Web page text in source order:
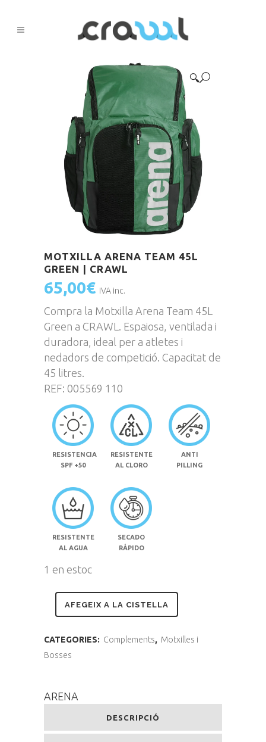
🔍
MOTXILLA ARENA TEAM 45L
GREEN | CRAWL
65,00€ IVA inc.
Compra la Motxilla Arena Team 45L
Green a CRAWL. Espaiosa, ventilada i
duradora, ideal per a atletes i
nedadors de competició. Capacitat de
45 litres.
REF: 005569 110
RESISTENCIA
SPF +50
RESISTENTE
AL CLORO
ANTI
PILLING
RESISTENTE
AL AGUA
SECADO
RÁPIDO
1 en estoc
AFEGEIX A LA CISTELLA
CATEGORIES: Complements, Motxilles i
Bosses
ARENA
DESCRIPCIÓ